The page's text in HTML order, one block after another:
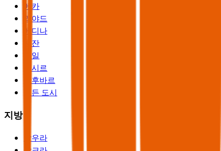
메카
리야드
메디나
자잔
하일
아시르
알후바르
모든 도시
지방
알우라